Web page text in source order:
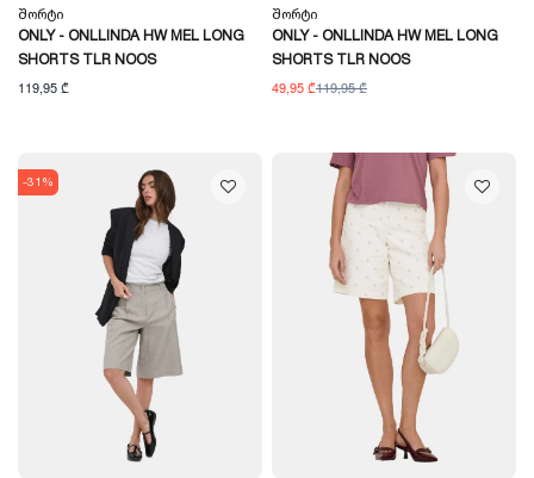
Შორტი
ONLY - ONLLINDA HW MEL LONG
SHORTS TLR NOOS
119,95 ₾
Შორტი
ONLY - ONLLINDA HW MEL LONG
SHORTS TLR NOOS
49,95 ₾119,95 ₾
-31%